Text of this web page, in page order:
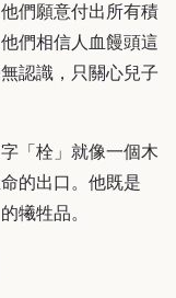
們願意付出所有積
們相信人血饅頭這
認識，只關心兒子
「栓」就像一個木
的出口。他既是
的犧牲品。